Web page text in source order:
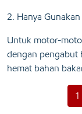
2. Hanya
Untuk motor-
dengan pengabut
hemat bahan
1